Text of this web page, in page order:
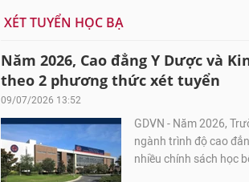
XÉT TUYỂN HỌC BẠ
Năm 2026, Cao đẳng Y Dược và
theo 2 phương thức xét tuyển
09/07/2026 13:52
GDVN - Năm 2026,
ngành trình độ cao
nhiều chính sách học